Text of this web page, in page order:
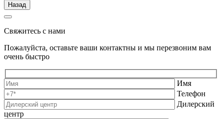
Назад
Свяжитесь с нами
Пожалуйста, оставьте ваши контактны и мы перезвоним вам
очень быстро
Имя
Телефон
Дилерский
центр